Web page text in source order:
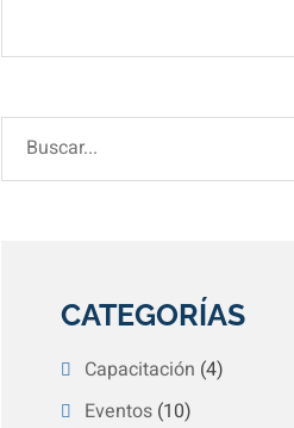
CATEGORÍAS
Capacitación (4)
Eventos(10)